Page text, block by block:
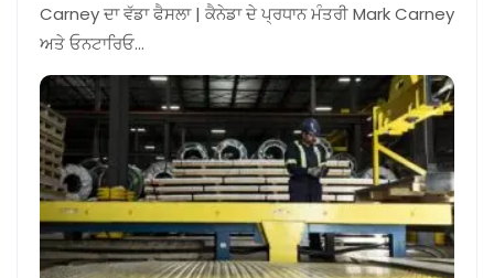
Carney ਦਾ ਵੱਡਾ ਫੈਸਲਾ | ਕੈਨੇਡਾ ਦੇ ਪ੍ਰਧਾਨ ਮੰਤਰੀ Mark Carney
ਅਤੇ ਓਨਟਾਰਿਓ…